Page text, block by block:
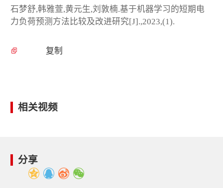
石梦舒,韩雅萱,黄元生,刘敦楠.基于机器学习的短期电
力负荷预测方法比较及改进研究[J].,2023,(1).
复制
相关视频
分享